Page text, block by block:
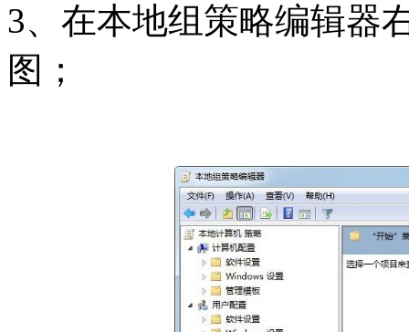
3、在本地组策略编辑器
图；